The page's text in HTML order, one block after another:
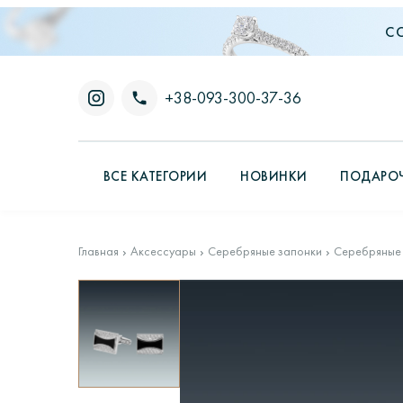
+38-093-300-37-36
ВСЕ КАТЕГОРИИ НОВИНКИ
Главная Аксессуары Серебряные запонки